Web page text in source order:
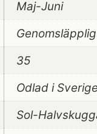
Maj-Juni
Genomsläpplig
35
Odlad i
Sol-